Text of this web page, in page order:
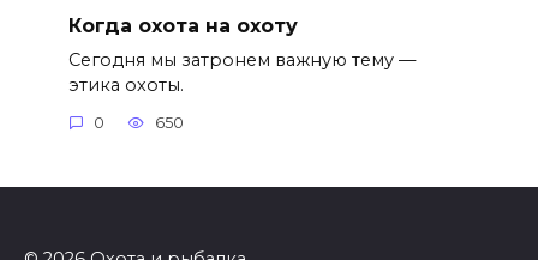
Когда охота на охоту
Сегодня мы затронем важную тему —
этика охоты.
0 650